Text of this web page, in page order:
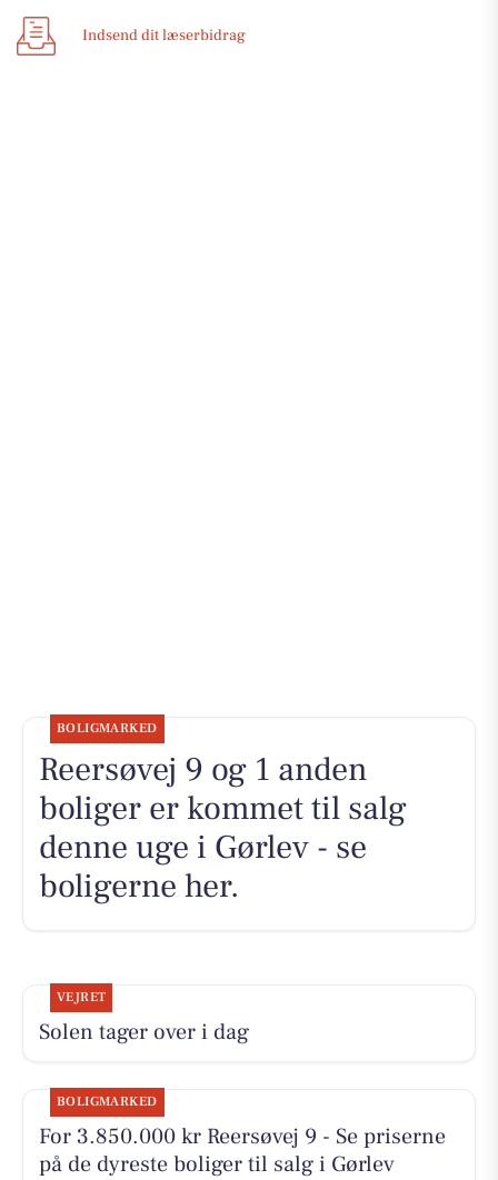
Indsend dit læserbidrag
BOLIGMARKED
Reersøvej 9 og 1 anden
boliger er kommet til salg
denne uge i Gørlev - se
boligerne her.
VEJRET
Solen tager over i dag
BOLIGMARKED
For 3.850.000 kr Reersøvej 9 - Se priserne
på de dyreste boliger til salg i Gørlev